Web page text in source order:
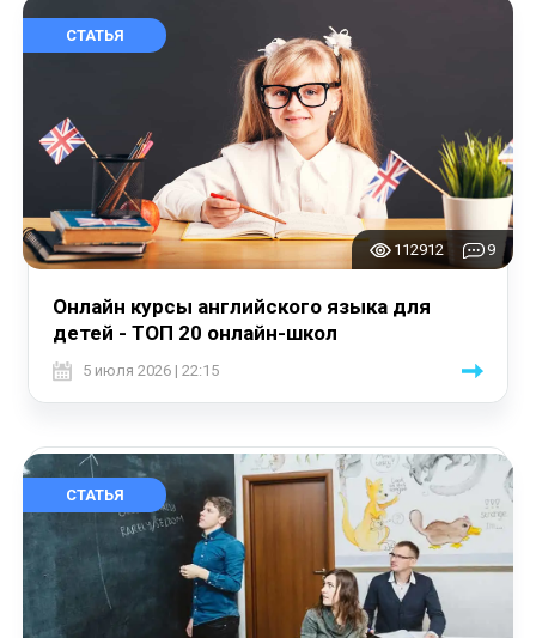
СТАТЬЯ
112912 9
Онлайн курсы английского языка для
детей - ТОП 20 онлайн-школ
5 июля 2026 | 22:15
СТАТЬЯ